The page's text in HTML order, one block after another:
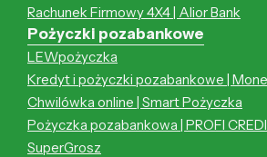
Rachunek Firmowy 4X4 | Alior Bank
Pożyczki pozabankowe
LEWpożyczka
Kredyt i pożyczki pozabankowe |
Chwilówka online | Smart Pożyczka
Pożyczka pozabankowa | PROFI
SuperGrosz